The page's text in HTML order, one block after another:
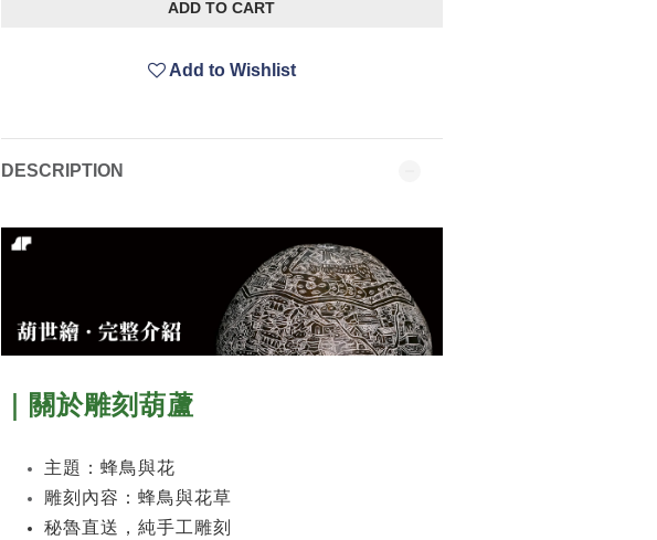
ADD TO CART
Add to Wishlist
DESCRIPTION
｜關於雕刻葫蘆
主題： 蜂鳥與花
雕刻內容： 蜂鳥與花草
秘魯直送，純手工雕刻